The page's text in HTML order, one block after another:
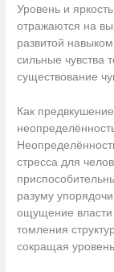
Уровень и
отражаются на
развитой
сильные чувства
существование
Как
стресса для
разуму
ощущение
томления
сокращая